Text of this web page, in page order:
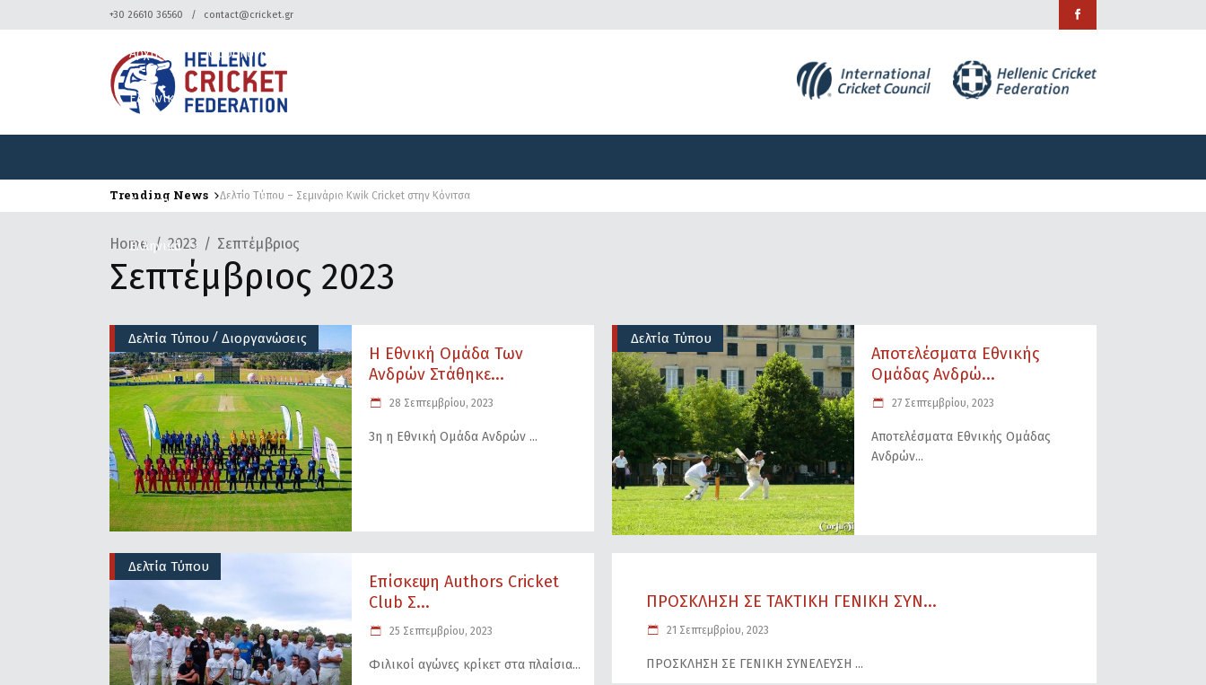
+30 26610 36560 contact@cricket.gr
Αρχική Ομοσπονδία Κρίκετ Διοργανώσεις
Ελληνικά
Αρχική Ομοσπονδία
Ελληνικά
Trending News Δελτίο Τύπου – Σεμινάριο Kwik Cricket στην Κόνιτσα
Home 2023 Σεπτέμβριος
Σεπτέμβριος 2023
Δελτία Τύπου / Διοργανώσεις
Η Εθνική Ομάδα Των
Ανδρών Στάθηκε...
28 Σεπτεμβρίου, 2023
3η η Εθνική Ομάδα Ανδρών
Δελτία Τύπου
Αποτελέσματα Εθνικής
Ομάδας Ανδρώ...
27 Σεπτεμβρίου, 2023
Αποτελέσματα Εθνικής Ομάδας
Ανδρών
Δελτία Τύπου
Επίσκεψη Authors Cricket
Club Σ...
25 Σεπτεμβρίου, 2023
Φιλικοί αγώνες κρίκετ στα πλαίσια
ΠΡΟΣΚΛΗΣΗ ΣΕ ΤΑΚΤΙΚΗ ΓΕΝΙΚΗ ΣΥΝ...
21 Σεπτεμβρίου, 2023
ΠΡΟΣΚΛΗΣΗ ΣΕ ΓΕΝΙΚΗ ΣΥΝΕΛΕΥΣΗ